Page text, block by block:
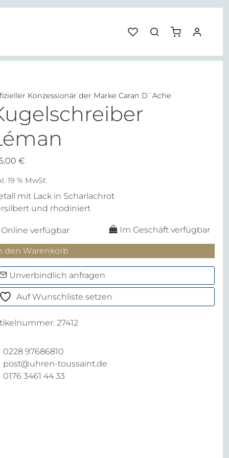
Konzessionär der Marke Caran D´Ache
€
19 % MwSt.
mit Lack in Scharlachrot
und rhodiniert
Online verfügbar
Im Geschäft verfügbar
den Warenkorb
Unverbindlich anfragen
Auf Wunschliste setzen
27412
0228 97686810
post@uhren-toussaint.de
0176 3461 44 33